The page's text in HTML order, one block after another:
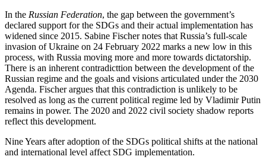
In the Russian Federation, the gap between the gov­ern­ment’s
declared support for the SDGs and their actual implementation has
widened since 2015. Sabine Fischer notes that Russia’s full-scale
invasion of Ukraine on 24 February 2022 marks a new low in this
process, with Russia moving more and more towards dictatorship.
There is an inherent contradict­tion between the development of the
Russian regime and the goals and visions articulated under the 2030
Agenda. Fischer argues that this contradiction is un­likely to be
resolved as long as the current political regime led by Vladimir Putin
remains in power. The 2020 and 2022 civil society shadow reports
reflect this development.
Nine Years after adoption of the SDGs political shifts at the national
and international level affect SDG implementation.